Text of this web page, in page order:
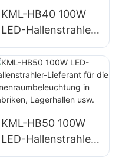
KML-HB40 100W
LED-Hallenstrahler-
Lieferant für die
Innenraumbeleucht
ung in Fabriken,
Lagerhallen usw.
KML-HB50 100W
LED-Hallenstrahler-
Lieferant für die